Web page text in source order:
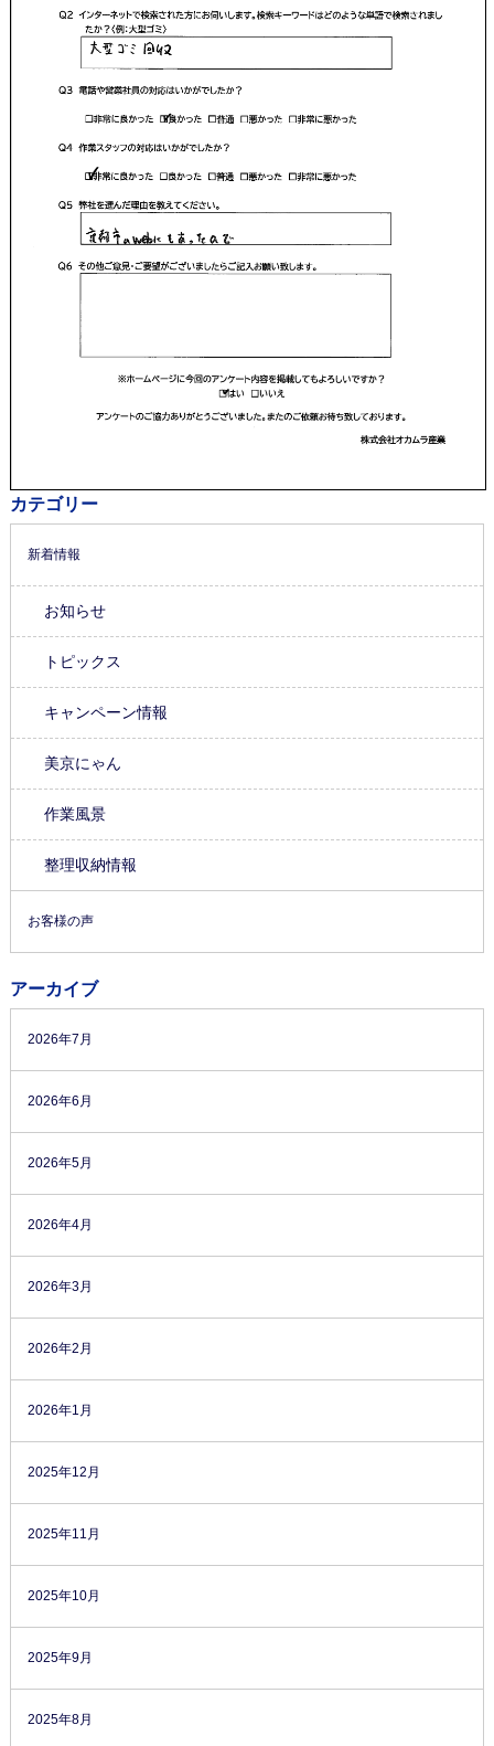
カテゴリー
新着情報
お知らせ
トピックス
キャンペーン情報
美京にゃん
作業風景
整理収納情報
お客様の声
アーカイブ
2026年7月
2026年6月
2026年5月
2026年4月
2026年3月
2026年2月
2026年1月
2025年12月
2025年11月
2025年10月
2025年9月
2025年8月